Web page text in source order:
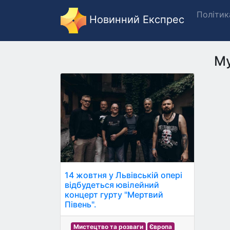
Новинний Експрес
14 жовтня у Львівській опері
відбудеться ювілейний
концерт гурту "Мертвий
Півень".
Мистецтво та розваги
Європа